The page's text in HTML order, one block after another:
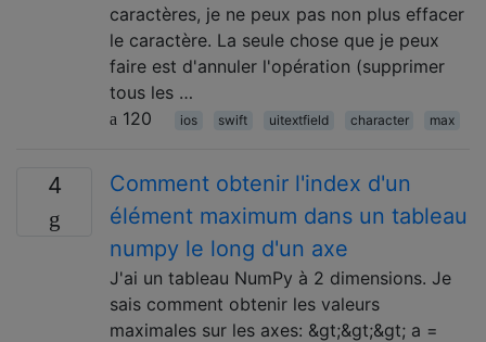
caractères, je ne peux pas non plus effacer
le caractère. La seule chose que je peux
faire est d'annuler l'opération (supprimer
tous les …
120
ios swift uitextfield character max
4
Comment obtenir l'index d'un
élément maximum dans un tableau
numpy le long d'un axe
J'ai un tableau NumPy à 2 dimensions. Je
sais comment obtenir les valeurs
maximales sur les axes: &gt;&gt;&gt; a =